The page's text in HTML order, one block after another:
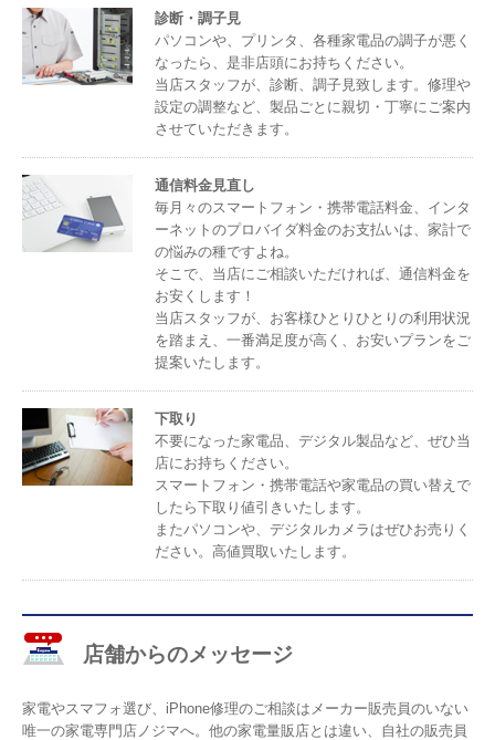
診断・調子見
パソコンや、プリンタ、各種家電品の調子が悪く
なったら、是非店頭にお持ちください。
当店スタッフが、診断、調子見致します。修理や
設定の調整など、製品ごとに親切・丁寧にご案内
させていただきます。
通信料金見直し
毎月々のスマートフォン・携帯電話料金、インタ
ーネットのプロバイダ料金のお支払いは、家計で
の悩みの種ですよね。
そこで、当店にご相談いただければ、通信料金を
お安くします！
当店スタッフが、お客様ひとりひとりの利用状況
を踏まえ、一番満足度が高く、お安いプランをご
提案いたします。
下取り
不要になった家電品、デジタル製品など、ぜひ当
店にお持ちください。
スマートフォン・携帯電話や家電品の買い替えで
したら下取り値引きいたします。
またパソコンや、デジタルカメラはぜひお売りく
ださい。高値買取いたします。
店舗からのメッセージ
家電やスマフォ選び、iPhone修理のご相談はメーカー販売員のいない
唯一の家電専門店ノジマへ。他の家電量販店とは違い、自社の販売員